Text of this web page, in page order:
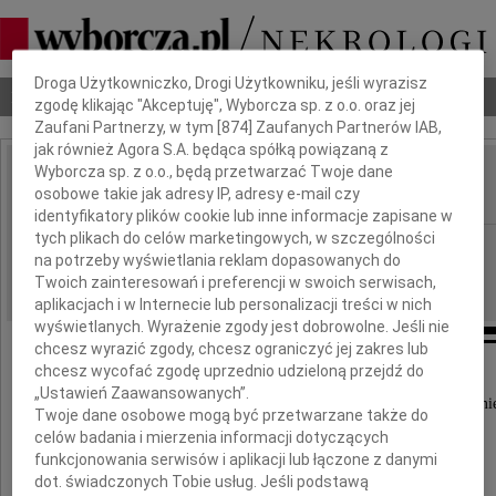
Nekrologi Odeszli Poradnik pogrzebowy
IMIĘ I NAZWISKO: Zbigniew Łącki
REGION: Gdańsk
DATA EMISJI: 04.01.2011
Wyrazy szczerego żalu i współczucia z powodu
Dbamy o Twoją prywatność
Droga Użytkowniczko, Drogi Użytkowniku, jeśli wyrazisz
zgodę klikając "Akceptuję", Wyborcza sp. z o.o. oraz jej
Zaufani Partnerzy, w tym [874 ] Zaufanych Partnerów IAB,
jak również Agora S.A. będąca spółką powiązaną z
Wyborcza sp. z o.o., będą przetwarzać Twoje dane
osobowe takie jak adresy IP, adresy e-mail czy
identyfikatory plików cookie lub inne informacje zapisane w
tych plikach do celów marketingowych, w szczególności
na potrzeby wyświetlania reklam dopasowanych do
Twoich zainteresowań i preferencji w swoich serwisach,
aplikacjach i w Internecie lub personalizacji treści w nich
wyświetlanych. Wyrażenie zgody jest dobrowolne. Jeśli nie
chcesz wyrazić zgody, chcesz ograniczyć jej zakres lub
chcesz wycofać zgodę uprzednio udzieloną przejdź do
„Ustawień Zaawansowanych”.
Twoje dane osobowe mogą być przetwarzane także do
celów badania i mierzenia informacji dotyczących
funkcjonowania serwisów i aplikacji lub łączone z danymi
dot. świadczonych Tobie usług. Jeśli podstawą